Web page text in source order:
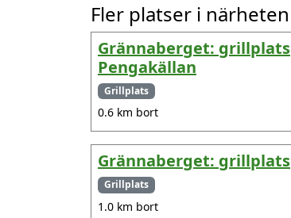
Fler platser i närheten
Grännaberget: grillplats
Pengakällan
Grillplats
0.6 km bort
Grännaberget: grillplats
Grillplats
1.0 km bort